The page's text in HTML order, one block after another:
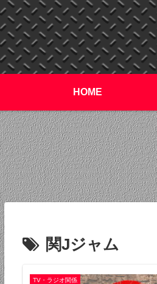
HOME
関Jジャム
TV・ラジオ関係